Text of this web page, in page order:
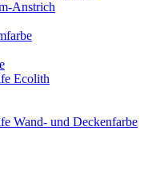
Anstrich
Ecolith
Wand- und Deckenfarbe